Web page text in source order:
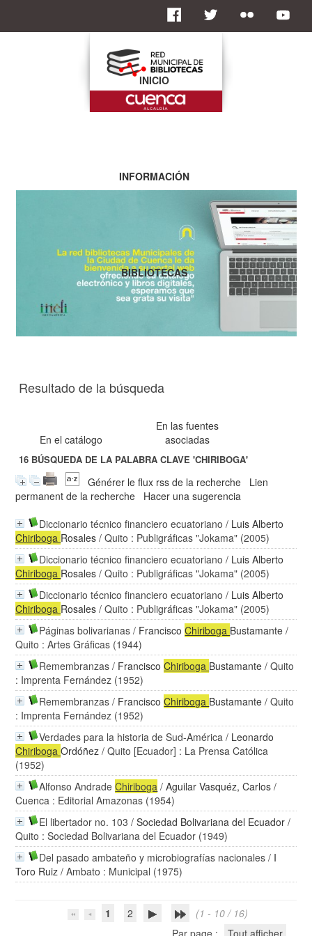
Resultado de la búsqueda
En el catálogo
En las fuentes
asociadas
16 BÚSQUEDA DE LA PALABRA CLAVE'CHIRIBOGA'
Générer le flux rss de la recherche
Lien
permanent de la recherche
Hacer una sugerencia
Diccionario técnico financiero ecuatoriano / Luis Alberto
Chiriboga Rosales / Quito : Publigráficas "Jokama" (2005)
Diccionario técnico financiero ecuatoriano / Luis Alberto
Chiriboga Rosales / Quito : Publigráficas "Jokama" (2005)
Diccionario técnico financiero ecuatoriano / Luis Alberto
Chiriboga Rosales / Quito : Publigráficas "Jokama" (2005)
Páginas bolivarianas / FranciscoChiriboga Bustamante /
Quito : Artes Gráficas (1944)
Remembranzas / FranciscoChiriboga Bustamante / Quito
: Imprenta Fernández (1952)
Remembranzas / FranciscoChiriboga Bustamante / Quito
: Imprenta Fernández (1952)
Verdades para la historia de Sud-América / Leonardo
ChiribogaOrdóñez / Quito [Ecuador] : La Prensa Católica
(1952)
Alfonso AndradeChiriboga /Aguilar Vasquéz, Carlos /
Cuenca : Editorial Amazonas (1954)
El libertador no. 103 /Sociedad Bolivariana del Ecuador /
Quito : Sociedad Bolivariana del Ecuador (1949)
Del pasado ambateño y microbiografías nacionales / I
Toro Ruiz / Ambato : Municipal (1975)
1 2
(1 - 10 / 16)
Par page :
Tout afficher
INICIO
INFORMACIÓN
BIBLIOTECAS